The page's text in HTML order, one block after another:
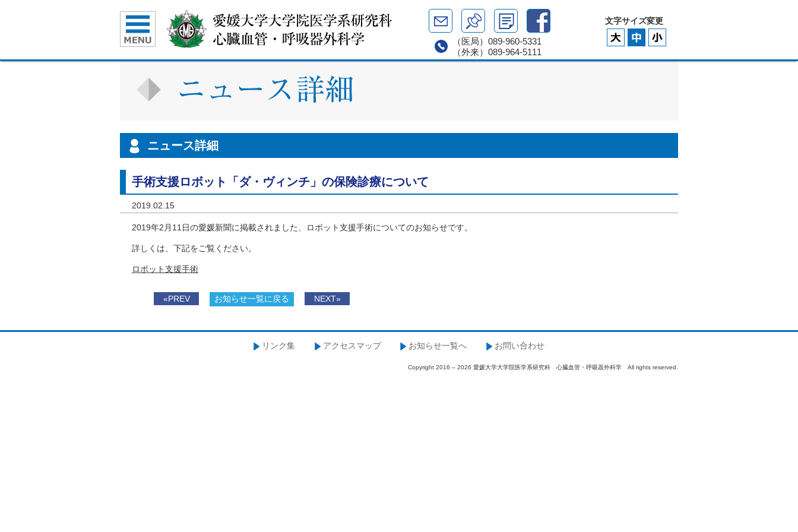
（医局） 089-960-5331
（外来） 089-964-5111
文字サイズ変更
ニュース詳細
手術支援ロボット「ダ・ヴィンチ」の保険診療について
2019.02.15
2019年2月11日の愛媛新聞に掲載されました、ロボット支援手術についてのお知らせです。
詳しくは、下記をご覧ください。
ロボット支援手術
«PREV お知らせ一覧に戻る NEXT»
リンク集 アクセスマップ お知らせ一覧へ お問い合わせ
Copyright 2016 – 2026 愛媛大学大学院医学系研究科 心臓血管・呼吸器外科学 All rights reserved.